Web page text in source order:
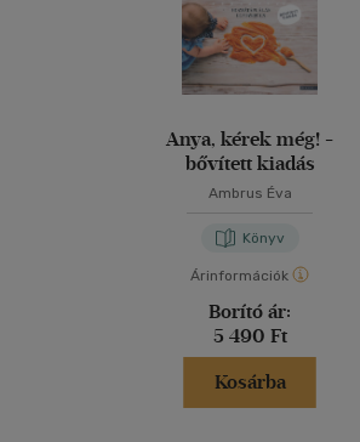
Anya, kérek még! -
bővített kiadás
Ambrus Éva
Könyv
Árinformációk
Borító ár:
5 490 Ft
Kosárba